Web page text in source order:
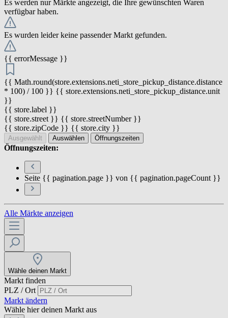
Es werden nur Märkte angezeigt, die Ihre gewünschten Waren
verfügbar haben.
Es wurden leider keine passender Markt gefunden.
{{ errorMessage }}
{{ Math.round(store.extensions.neti_store_pickup_distance.distance
* 100) / 100 }} {{ store.extensions.neti_store_pickup_distance.unit
}}
{{ store.label }}
{{ store.street }} {{ store.streetNumber }}
{{ store.zipCode }} {{ store.city }}
Ausgewählt Auswählen Öffnungszeiten
Öffnungszeiten:
Seite {{ pagination.page }} von {{ pagination.pageCount }}
Alle Märkte anzeigen
Wähle deinen Markt
Markt finden
PLZ / Ort
Markt ändern
Wähle hier deinen Markt aus